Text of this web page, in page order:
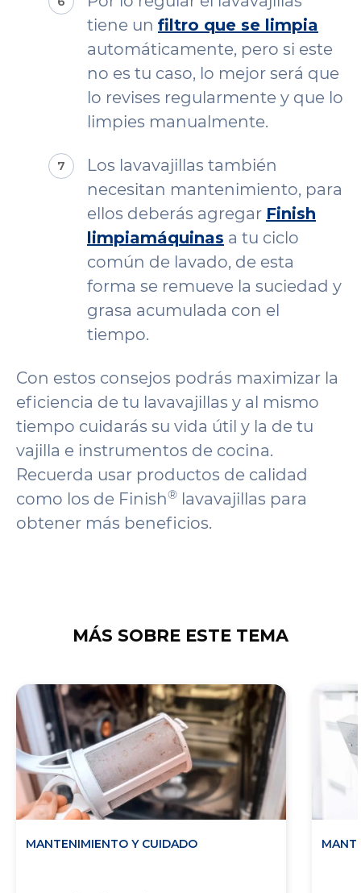
tiene un filtro que se limpia
automáticamente, pero si este
no es tu caso, lo mejor será que
lo revises regularmente y que lo
limpies manualmente.
Los lavavajillas también
necesitan mantenimiento, para
ellos deberás agregar Finish
limpiamáquinas a tu ciclo
común de lavado, de esta
forma se remueve la suciedad y
grasa acumulada con el
tiempo.
Con estos consejos podrás maximizar la
eficiencia de tu lavavajillas y al mismo
tiempo cuidarás su vida útil y la de tu
vajilla e instrumentos de cocina.
Recuerda usar productos de calidad
como los de Finish® lavavajillas para
obtener más beneficios.
MÁS SOBRE ESTE TEMA
MANTENIMIENTO Y CUIDADO